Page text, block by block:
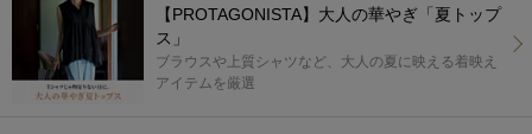
【PROTAGONISTA】大人の華やぎ「夏トップ
ス」
ブラウスや上質シャツなど、大人の夏に映える着映え
アイテムを厳選